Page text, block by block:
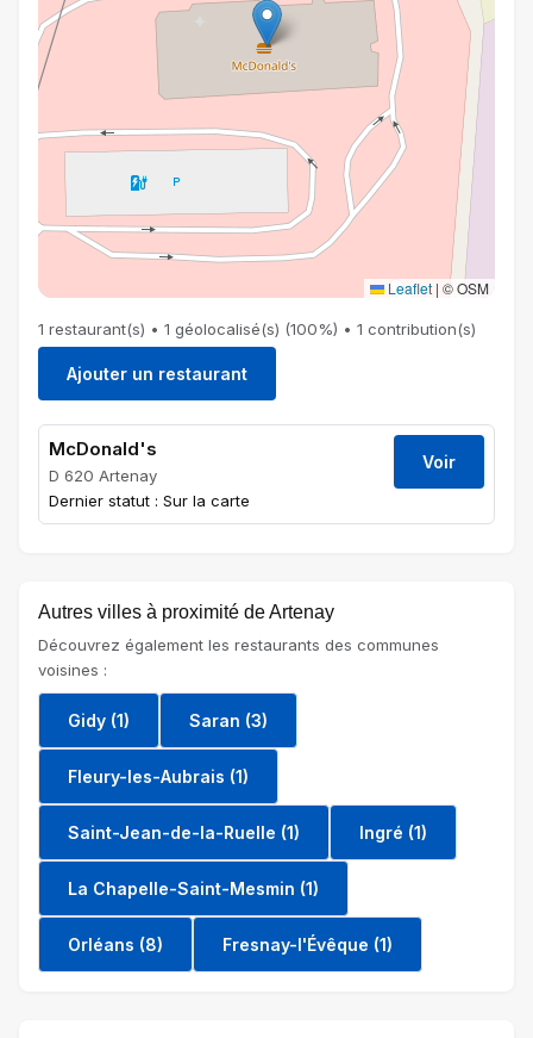
Leaflet | © OSM
1 restaurant(s) • 1 géolocalisé(s) (100%) • 1 contribution(s)
Ajouter un restaurant
McDonald's
D 620 Artenay
Dernier statut : Sur la carte
Voir
Autres villes à proximité de Artenay
Découvrez également les restaurants des communes
voisines :
Gidy (1) Saran (3)
Fleury-les-Aubrais (1)
Saint-Jean-de-la-Ruelle (1) Ingré (1)
La Chapelle-Saint-Mesmin (1)
Orléans (8) Fresnay-l'Évêque (1)